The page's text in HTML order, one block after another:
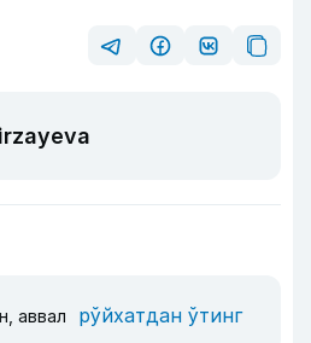
аввал рўйхатдан ўтинг